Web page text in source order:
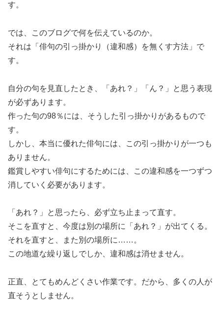
す。
では、このブログで何を伝えているのか。
それは「俳句の引っ掛かり（違和感）を無くす方法」で
す。
自分の句を見直したとき、「あれ？」「ん？」と思う表現
が必ずあります。
作った句の98％には、そうした引っ掛かりがあるもので
す。
しかし、本当に優れた俳句には、この引っ掛かりが一つも
ありません。
鑑賞しやすい俳句にするためには、この違和感を一つずつ
消していく必要があります。
「あれ？」と思ったら、必ず立ち止まって直す。
そこを直すと、今度は別の場所に「あれ？」が出てくる。
それを直すと、また別の場所に……。
この地道な繰り返しでしか、違和感は消せません。
正直、とてもめんどくさい作業です。だから、多くの人が
直そうとしません。